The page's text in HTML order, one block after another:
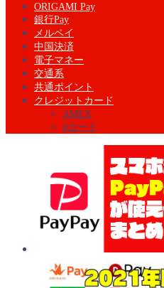
ORIGAMI Pay
銀行Pay
メルペイ
中国決済
電子マネー
交通系
共通ポイント
クレジットカード
AMEX
dカード